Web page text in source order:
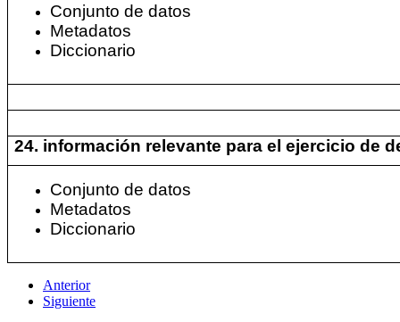
Conjunto de datos
Metadatos
Diccionario
24. información relevante para el ejercicio de
Conjunto de datos
Metadatos
Diccionario
Anterior
Siguiente